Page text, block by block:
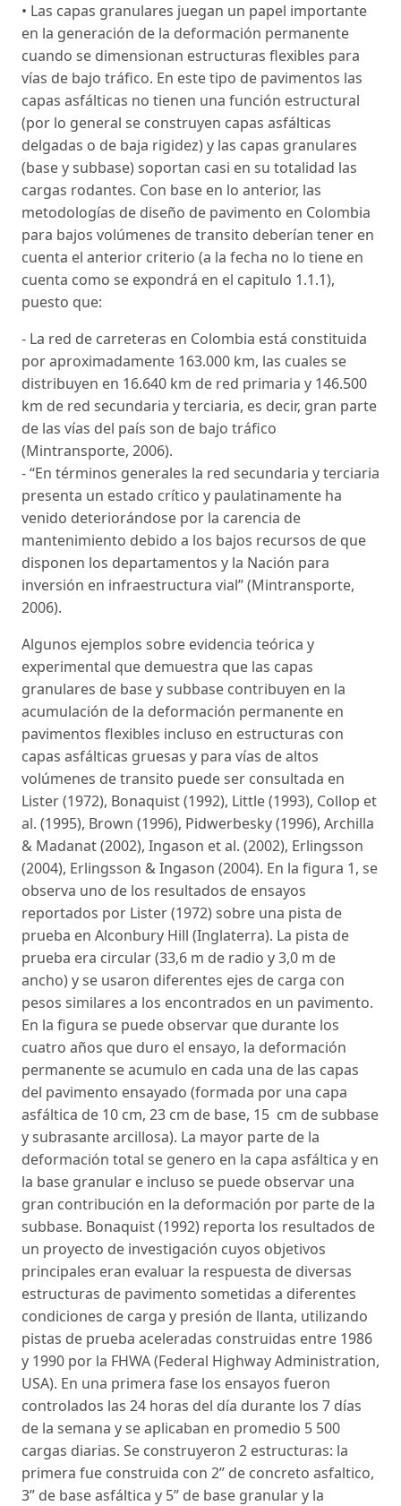
• Las capas granulares juegan un papel importante
en la generación de la deformación permanente
cuando se dimensionan estructuras flexibles para
vías de bajo tráfico. En este tipo de pavimentos las
capas asfálticas no tienen una función estructural
(por lo general se construyen capas asfálticas
delgadas o de baja rigidez) y las capas granulares
(base y subbase) soportan casi en su totalidad las
cargas rodantes. Con base en lo anterior, las
metodologías de diseño de pavimento en Colombia
para bajos volúmenes de transito deberían tener en
cuenta el anterior criterio (a la fecha no lo tiene en
cuenta como se expondrá en el capitulo 1.1.1),
puesto que:
- La red de carreteras en Colombia está constituida
por aproximadamente 163.000 km, las cuales se
distribuyen en 16.640 km de red primaria y 146.500
km de red secundaria y terciaria, es decir, gran parte
de las vías del país son de bajo tráfico
(Mintransporte, 2006).
- “En términos generales la red secundaria y terciaria
presenta un estado crítico y paulatinamente ha
venido deteriorándose por la carencia de
mantenimiento debido a los bajos recursos de que
disponen los departamentos y la Nación para
inversión en infraestructura vial” (Mintransporte,
2006).
Algunos ejemplos sobre evidencia teórica y
experimental que demuestra que las capas
granulares de base y subbase contribuyen en la
acumulación de la deformación permanente en
pavimentos flexibles incluso en estructuras con
capas asfálticas gruesas y para vías de altos
volúmenes de transito puede ser consultada en
Lister (1972), Bonaquist (1992), Little (1993), Collop et
al. (1995), Brown (1996), Pidwerbesky (1996), Archilla
& Madanat (2002), Ingason et al. (2002), Erlingsson
(2004), Erlingsson & Ingason (2004). En la figura 1, se
observa uno de los resultados de ensayos
reportados por Lister (1972) sobre una pista de
prueba en Alconbury Hill (Inglaterra). La pista de
prueba era circular (33,6 m de radio y 3,0 m de
ancho) y se usaron diferentes ejes de carga con
pesos similares a los encontrados en un pavimento.
En la figura se puede observar que durante los
cuatro años que duro el ensayo, la deformación
permanente se acumulo en cada una de las capas
del pavimento ensayado (formada por una capa
asfáltica de 10 cm, 23 cm de base, 15 cm de subbase
y subrasante arcillosa). La mayor parte de la
deformación total se genero en la capa asfáltica y en
la base granular e incluso se puede observar una
gran contribución en la deformación por parte de la
subbase. Bonaquist (1992) reporta los resultados de
un proyecto de investigación cuyos objetivos
principales eran evaluar la respuesta de diversas
estructuras de pavimento sometidas a diferentes
condiciones de carga y presión de llanta, utilizando
pistas de prueba aceleradas construidas entre 1986
y 1990 por la FHWA (Federal Highway Administration,
USA). En una primera fase los ensayos fueron
controlados las 24 horas del día durante los 7 días
de la semana y se aplicaban en promedio 5 500
cargas diarias. Se construyeron 2 estructuras: la
primera fue construida con 2” de concreto asfaltico,
3” de base asfáltica y 5” de base granular y la